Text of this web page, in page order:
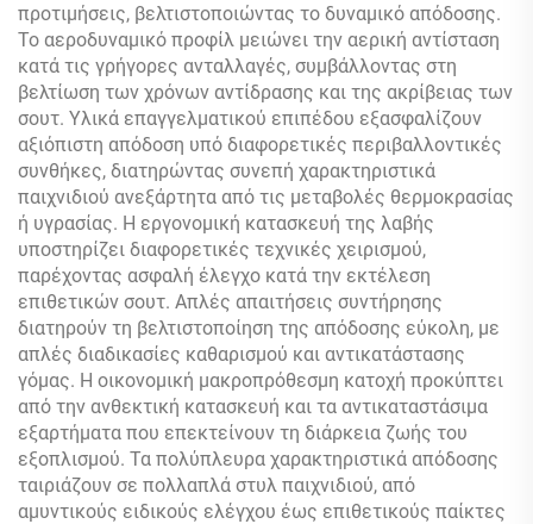
προτιμήσεις, βελτιστοποιώντας το δυναμικό απόδοσης.
Το αεροδυναμικό προφίλ μειώνει την αερική αντίσταση
κατά τις γρήγορες ανταλλαγές, συμβάλλοντας στη
βελτίωση των χρόνων αντίδρασης και της ακρίβειας των
σουτ. Υλικά επαγγελματικού επιπέδου εξασφαλίζουν
αξιόπιστη απόδοση υπό διαφορετικές περιβαλλοντικές
συνθήκες, διατηρώντας συνεπή χαρακτηριστικά
παιχνιδιού ανεξάρτητα από τις μεταβολές θερμοκρασίας
ή υγρασίας. Η εργονομική κατασκευή της λαβής
υποστηρίζει διαφορετικές τεχνικές χειρισμού,
παρέχοντας ασφαλή έλεγχο κατά την εκτέλεση
επιθετικών σουτ. Απλές απαιτήσεις συντήρησης
διατηρούν τη βελτιστοποίηση της απόδοσης εύκολη, με
απλές διαδικασίες καθαρισμού και αντικατάστασης
γόμας. Η οικονομική μακροπρόθεσμη κατοχή προκύπτει
από την ανθεκτική κατασκευή και τα αντικαταστάσιμα
εξαρτήματα που επεκτείνουν τη διάρκεια ζωής του
εξοπλισμού. Τα πολύπλευρα χαρακτηριστικά απόδοσης
ταιριάζουν σε πολλαπλά στυλ παιχνιδιού, από
αμυντικούς ειδικούς ελέγχου έως επιθετικούς παίκτες